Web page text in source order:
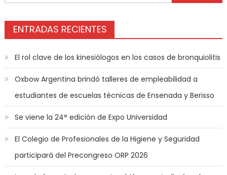
ENTRADAS RECIENTES
El rol clave de los kinesiólogos en los casos de bronquiolitis
Oxbow Argentina brindó talleres de empleabilidad a
estudiantes de escuelas técnicas de Ensenada y Berisso
Se viene la 24° edición de Expo Universidad
El Colegio de Profesionales de la Higiene y Seguridad
participará del Precongreso ORP 2026